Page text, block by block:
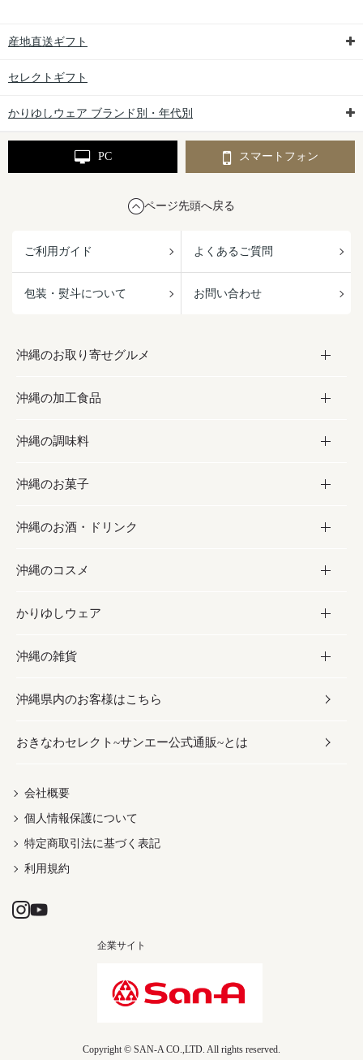
産地直送ギフト
セレクトギフト
かりゆしウェア ブランド別・年代別
PC スマートフォン
ページ先頭へ戻る
ご利用ガイド よくあるご質問
包装・熨斗について お問い合わせ
沖縄のお取り寄せグルメ
お取り寄せグルメ
フルーツ・野菜
お肉
海産物
沖縄の加工食品
加工食品
缶詰／パウチ
沖縄料理
沖縄そば／乾麺
レトルト食品
乾物／粉類
沖縄の調味料
調味料
砂糖／黒砂糖
塩
お酢／ドレッシング
しょうゆ
みそ
だし／スパイス／島唐辛子
沖縄のお菓子
お菓子
黒糖
ちんすこう
伝統菓子
スナック
おつまみ
紅芋
沖縄のお酒・ドリンク
お酒・ドリンク
泡盛
ビール・チューハイ
ワイン・ウィスキー・カクテル
ドリンク
茶葉
沖縄のコスメ
コスメ
スキンケア
ボディケア
ヘアケア
UVケア
かりゆしウェア
かりゆしウェア
メンズ
レディース
沖縄の雑貨
雑貨
沖縄ファッション
伝統工芸品
沖縄県内のお客様はこちら
おきなわセレクト~サンエー公式通販~とは
会社概要
個人情報保護について
特定商取引法に基づく表記
利用規約
企業サイト
Copyright © SAN-A CO.,LTD. All rights reserved.